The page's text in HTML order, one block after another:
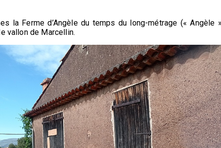
la Ferme d’Angèle du temps du long-métrage (« Angèle
vallon de Marcellin.